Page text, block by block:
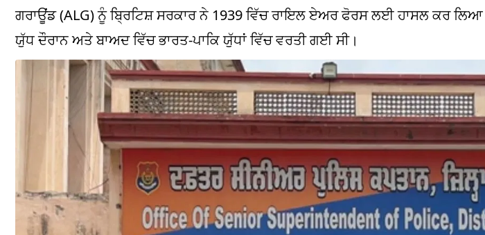
ਗਰਾਊਂਡ (ALG) ਨੂੰ ਬ੍ਰਿਟਿਸ਼ ਸਰਕਾਰ ਨੇ 1939 ਵਿੱਚ ਰਾਇਲ ਏਅਰ ਫੋਰਸ ਲਈ ਹਾਸਲ ਕਰ
ਯੁੱਧ ਦੌਰਾਨ ਅਤੇ ਬਾਅਦ ਵਿੱਚ ਭਾਰਤ-ਪਾਕਿ ਯੁੱਧਾਂ ਵਿੱਚ ਵਰਤੀ ਗਈ ਸੀ।